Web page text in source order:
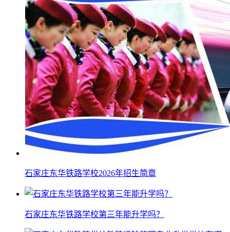
石家庄东华铁路学校2026年招生简章
石家庄东华铁路学校第三年能升学吗？